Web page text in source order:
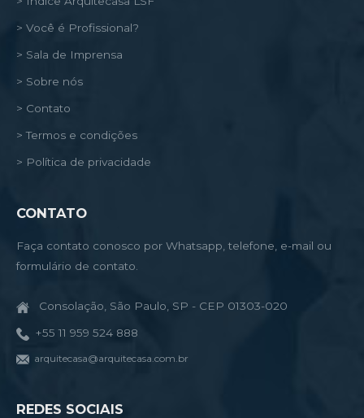
> Você é Profissional?
> Sala de Imprensa
> Sobre nós
> Contato
> Termos e condições
> Política de privacidade
CONTATO
Faça contato conosco por Whatsapp, telefone, e-mail ou
formulário de contato.
Consolação, São Paulo, SP - CEP 01303-020
+55 11 959 524 888
arquitecasa@arquitecasa.com.br
REDES SOCIAIS